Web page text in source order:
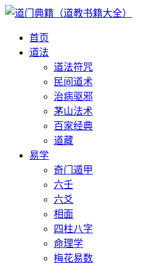
首页
道法
道法符咒
民间道术
治病驱邪
茅山法术
百家经典
道藏
易学
奇门遁甲
六壬
六爻
相面
四柱八字
命理学
梅花易数